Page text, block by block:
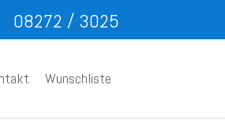
08272 / 3025
Wunschliste